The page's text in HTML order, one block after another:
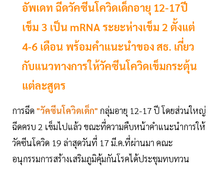
อัพเดท ฉีดวัคซีนโควิดเด็กอายุ 12-17ปี
เข็ม 3 เป็น mRNA ระยะห่างเข็ม 2 ตั้งแต่
4-6 เดือน พร้อมคำแนะนำของ สธ. เกี่ยว
กับแนวทางการให้วัคซีนโควิดเข็มกระตุ้น
แต่ละสูตร
การฉีด "วัคซีนโควิดเด็ก" กลุ่มอายุ 12-17 ปี โดยส่วนใหญ่
ฉีดครบ 2 เข็มไปแล้ว ขณะที่ความคืบหน้าคำแนะนำการให้
วัคซีนโควิด 19 ล่าสุดวันที่ 17 มี.ค.ที่ผ่านมา คณะ
อนุกรรมการสร้างเสริมภูมิคุ้มกันโรคได้ประชุมทบทวน